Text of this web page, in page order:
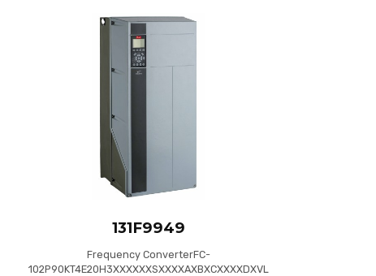
131F9949
Frequency ConverterFC-
102P90KT4E20H3XXXXXXSXXXXAXBXCXXXXDXVL